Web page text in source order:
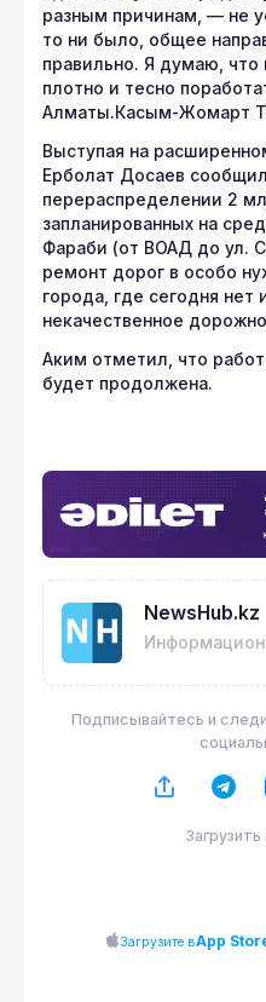
разным причинам, — не
то ни было, общее
правильно. Я думаю, что
плотно и тесно
Алматы.Касым-Жомарт
Выступая на
Ерболат Досаев
перераспределении 2
запланированных на
Фараби (от ВОАД до ул.
ремонт дорог в особо
города, где сегодня нет
некачественное
Аким отметил, что
будет продолжена.
NewsHub.kz
Подписывайтесь и
Загрузите вApp